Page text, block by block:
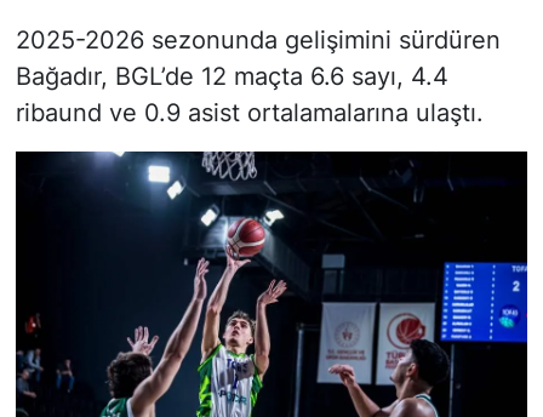
2025-2026 sezonunda gelişimini sürdüren
Bağadır, BGL’de 12 maçta 6.6 sayı, 4.4
ribaund ve 0.9 asist ortalamalarına ulaştı.